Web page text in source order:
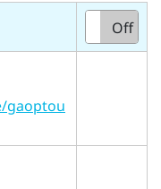
Off
gaoptou